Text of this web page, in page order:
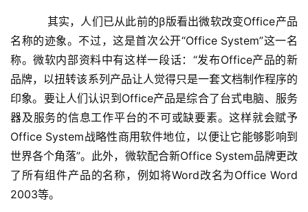
其实，人们已从此前的β版看出微软改变Office产品
名称的迹象。不过，这是首次公开“Office System”这一名
称。微软内部资料中有这样一段话：“发布Office产品的新
品牌，以扭转该系列产品让人觉得只是一套文档制作程序的
印象。要让人们认识到Office产品是综合了台式电脑、服务
器及服务的信息工作平台的不可或缺要素。这样就会赋予
Office System战略性商用软件地位，以便让它能够影响到
世界各个角落”。此外，微软配合新Office System品牌更改
了所有组件产品的名称，例如将Word改名为Office Word
2003等。